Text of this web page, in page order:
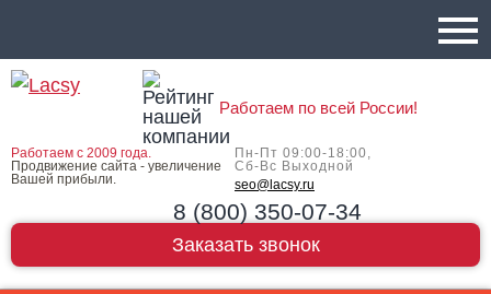
Работаем по всей России!
Работаем с 2009 года.
Продвижение сайта - увеличение
Вашей прибыли.
Пн-Пт 09:00-18:00,
Сб-Вс Выходной
seo@lacsy.ru
8 (800) 350-07-34
Заказать звонок